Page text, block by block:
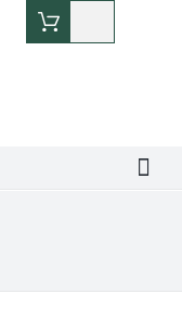
košík